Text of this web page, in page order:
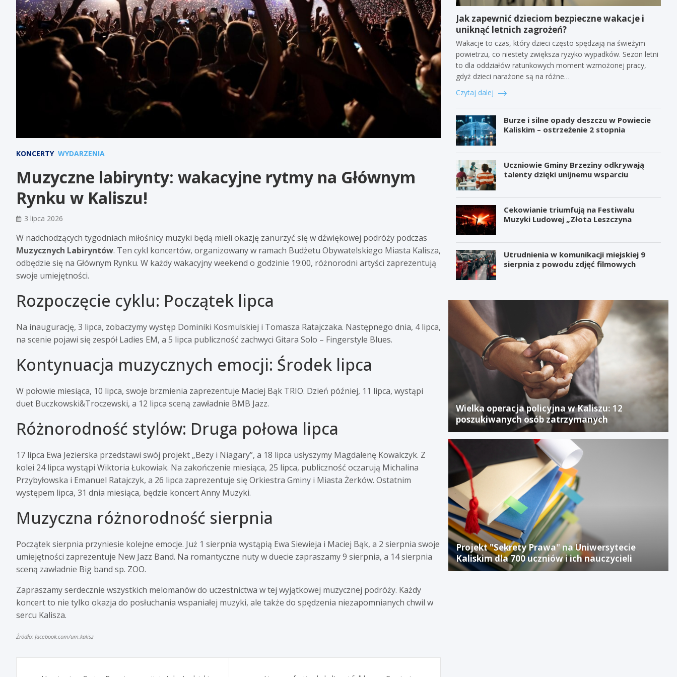
KONCERTY WYDARZENIA
Muzyczne labirynty: wakacyjne rytmy na Głównym
Rynku w Kaliszu!
3 lipca 2026
W nadchodzących tygodniach miłośnicy muzyki będą mieli okazję zanurzyć się w dźwiękowej podróży podczas
Muzycznych Labiryntów. Ten cykl koncertów, organizowany w ramach Budżetu Obywatelskiego Miasta Kalisza,
odbędzie się na Głównym Rynku. W każdy wakacyjny weekend o godzinie 19:00, różnorodni artyści zaprezentują
swoje umiejętności.
Rozpoczęcie cyklu: Początek lipca
Na inaugurację, 3 lipca, zobaczymy występ Dominiki Kosmulskiej i Tomasza Ratajczaka. Następnego dnia, 4 lipca,
na scenie pojawi się zespół Ladies EM, a 5 lipca publiczność zachwyci Gitara Solo – Fingerstyle Blues.
Kontynuacja muzycznych emocji: Środek lipca
W połowie miesiąca, 10 lipca, swoje brzmienia zaprezentuje Maciej Bąk TRIO. Dzień później, 11 lipca, wystąpi
duet Buczkowski&Troczewski, a 12 lipca sceną zawładnie BMB Jazz.
Różnorodność stylów: Druga połowa lipca
17 lipca Ewa Jezierska przedstawi swój projekt „Bezy i Niagary”, a 18 lipca usłyszymy Magdalenę Kowalczyk. Z
kolei 24 lipca wystąpi Wiktoria Łukowiak. Na zakończenie miesiąca, 25 lipca, publiczność oczarują Michalina
Przybyłowska i Emanuel Ratajczyk, a 26 lipca zaprezentuje się Orkiestra Gminy i Miasta Żerków. Ostatnim
występem lipca, 31 dnia miesiąca, będzie koncert Anny Muzyki.
Muzyczna różnorodność sierpnia
Początek sierpnia przyniesie kolejne emocje. Już 1 sierpnia wystąpią Ewa Siewieja i Maciej Bąk, a 2 sierpnia swoje
umiejętności zaprezentuje New Jazz Band. Na romantyczne nuty w duecie zapraszamy 9 sierpnia, a 14 sierpnia
sceną zawładnie Big band sp. ZOO.
Zapraszamy serdecznie wszystkich melomanów do uczestnictwa w tej wyjątkowej muzycznej podróży. Każdy
koncert to nie tylko okazja do posłuchania wspaniałej muzyki, ale także do spędzenia niezapomnianych chwil w
sercu Kalisza.
Źródło: facebook.com/um.kalisz
Jak zapewnić dzieciom bezpieczne wakacje i
uniknąć letnich zagrożeń?
Wakacje to czas, który dzieci często spędzają na świeżym
powietrzu, co niestety zwiększa ryzyko wypadków. Sezon letni
to dla oddziałów ratunkowych moment wzmożonej pracy,
gdyż dzieci narażone są na różne…
Czytaj dalej
Burze i silne opady deszczu w Powiecie
Kaliskim – ostrzeżenie 2 stopnia
Uczniowie Gminy Brzeziny odkrywają
talenty dzięki unijnemu wsparciu
Cekowianie triumfują na Festiwalu
Muzyki Ludowej „Złota Leszczyna
Utrudnienia w komunikacji miejskiej 9
sierpnia z powodu zdjęć filmowych
Wielka operacja policyjna w Kaliszu: 12
poszukiwanych osób zatrzymanych
Projekt "Sekrety Prawa" na Uniwersytecie
Kaliskim dla 700 uczniów i ich nauczycieli